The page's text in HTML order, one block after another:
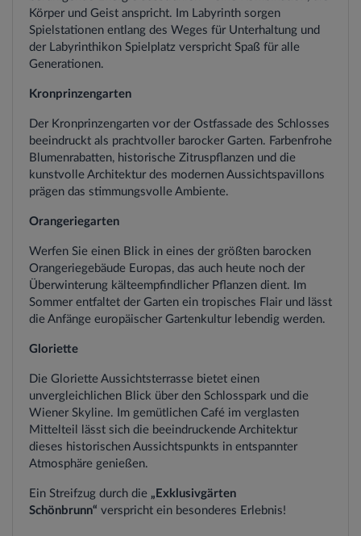
Körper und Geist anspricht. Im Labyrinth sorgen
Spielstationen entlang des Weges für Unterhaltung und
der Labyrinthikon Spielplatz verspricht Spaß für alle
Generationen.
Kronprinzengarten
Der Kronprinzengarten vor der Ostfassade des Schlosses
beeindruckt als prachtvoller barocker Garten. Farbenfrohe
Blumenrabatten, historische Zitruspflanzen und die
kunstvolle Architektur des modernen Aussichtspavillons
prägen das stimmungsvolle Ambiente.
Orangeriegarten
Werfen Sie einen Blick in eines der größten barocken
Orangeriegebäude Europas, das auch heute noch der
Überwinterung kälteempfindlicher Pflanzen dient. Im
Sommer entfaltet der Garten ein tropisches Flair und lässt
die Anfänge europäischer Gartenkultur lebendig werden.
Gloriette
Die Gloriette Aussichtsterrasse bietet einen
unvergleichlichen Blick über den Schlosspark und die
Wiener Skyline. Im gemütlichen Café im verglasten
Mittelteil lässt sich die beeindruckende Architektur
dieses historischen Aussichtspunkts in entspannter
Atmosphäre genießen.
Ein Streifzug durch die „Exklusivgärten
Schönbrunn“ verspricht ein besonderes Erlebnis!